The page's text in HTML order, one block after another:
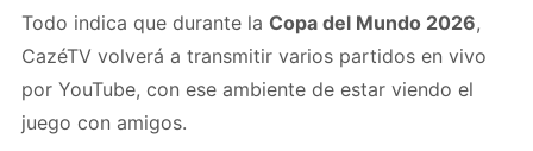
Todo indica que durante la Copa del Mundo 2026,
CazéTV volverá a transmitir varios partidos en vivo
por YouTube, con ese ambiente de estar viendo el
juego con amigos.